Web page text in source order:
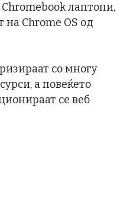
лаптопи,
на Chrome OS од
со многу
а повеќето
се веб